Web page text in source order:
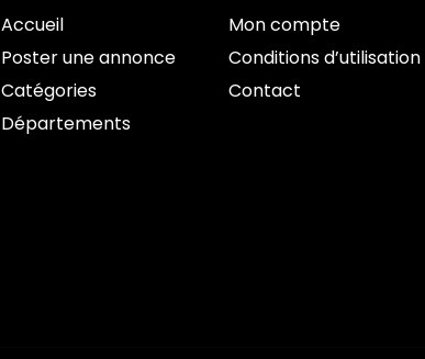
Accueil
Poster une annonce
Catégories
Départements
Mon compte
Conditions d’utilisation
Contact